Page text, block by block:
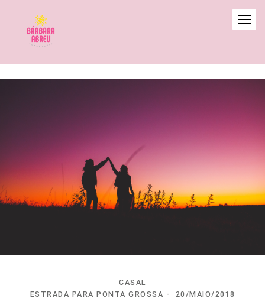
CASAL
ESTRADA PARA PONTA GROSSA
20/MAIO/2018